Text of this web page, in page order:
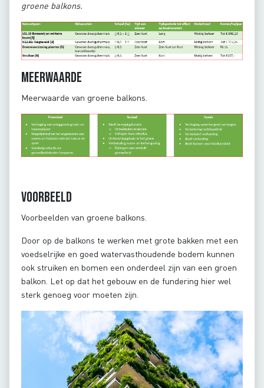
groene balkons.
Meerwaarde
Meerwaarde van groene balkons.
Voorbeeld
Voorbeelden van groene balkons.
Door op de balkons te werken met grote bakken met een
voedselrijke en goed watervasthoudende bodem kunnen
ook struiken en bomen een onderdeel zijn van een groen
balkon. Let op dat het gebouw en de fundering hier wel
sterk genoeg voor moeten zijn.